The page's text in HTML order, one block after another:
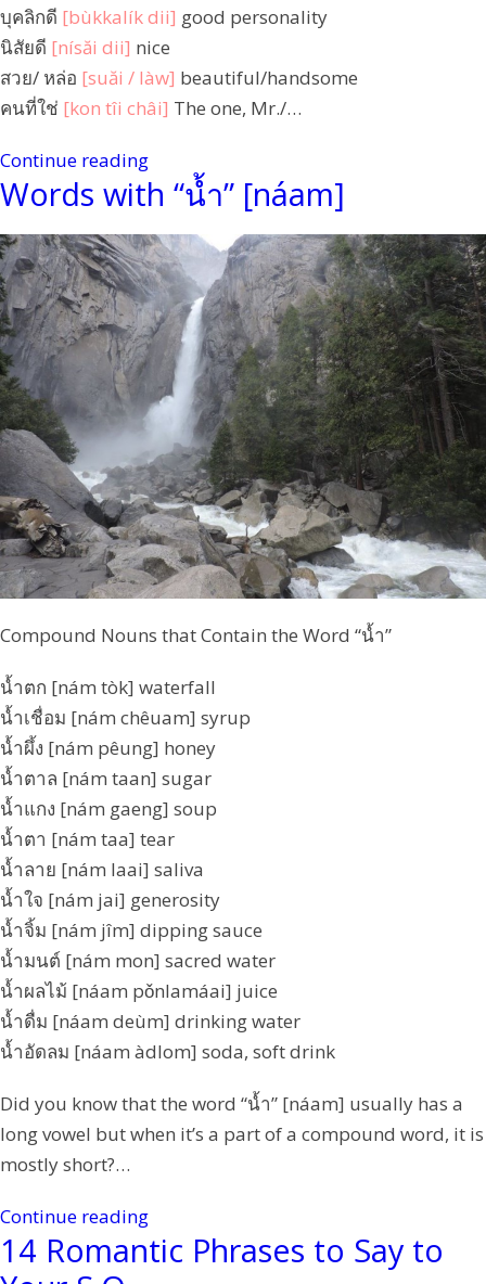
บุคลิกดี [bùkkalík dii] good personality
นิสัยดี [nísăi dii] nice
สวย/ หล่อ [suăi / làw] beautiful/handsome
คนที่ใช่ [kon tîi châi] The one, Mr./…
Continue reading
Words with “น้ำ” [náam]
Compound Nouns that Contain the Word “น้ำ”
น้ำตก [nám tòk] waterfall
น้ำเชื่อม [nám chêuam] syrup
น้ำผึ้ง [nám pêung] honey
น้ำตาล [nám taan] sugar
น้ำแกง [nám gaeng] soup
น้ำตา [nám taa] tear
น้ำลาย [nám laai] saliva
น้ำใจ [nám jai] generosity
น้ำจิ้ม [nám jîm] dipping sauce
น้ำมนต์ [nám mon] sacred water
น้ำผลไม้ [náam pǒnlamáai] juice
น้ำดื่ม [náam deùm] drinking water
น้ำอัดลม [náam àdlom] soda, soft drink
Did you know that the word “น้ำ” [náam] usually has a
long vowel but when it’s a part of a compound word, it is
mostly short?…
Continue reading
14 Romantic Phrases to Say to